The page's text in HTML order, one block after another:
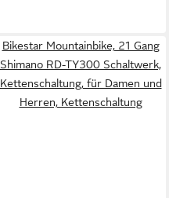
Bikestar Mountainbike, 21 Gang
Shimano RD-TY300 Schaltwerk,
Kettenschaltung, für Damen und
Herren, Kettenschaltung